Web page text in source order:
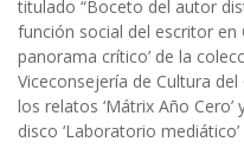
titulado “Boceto del autor
función social del escritor en
panorama crítico’ de la
Viceconsejería de Cultura
los relatos ‘Mátrix Año Cero’
disco ‘Laboratorio